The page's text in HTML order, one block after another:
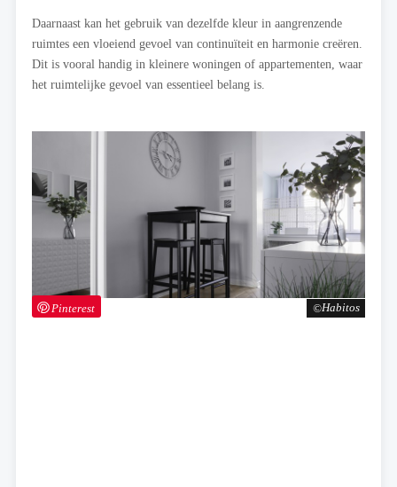
Daarnaast kan het gebruik van dezelfde kleur in aangrenzende
ruimtes een vloeiend gevoel van continuïteit en harmonie creëren.
Dit is vooral handig in kleinere woningen of appartementen, waar
het ruimtelijke gevoel van essentieel belang is.
Habitos
Pinterest